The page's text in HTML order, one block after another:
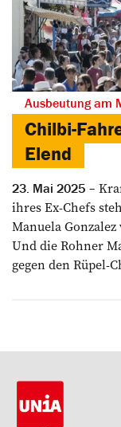
Ausbeutung am
Chilbi-
Elend
23. Mai 2025
ihres Ex-Chefs
Manuela
Und die Rohner
gegen den Rüpel-